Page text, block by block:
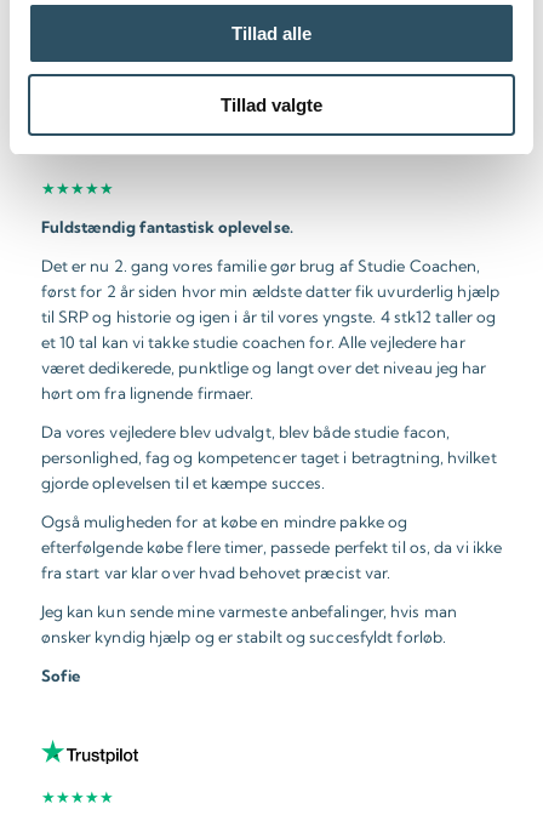
Tillad alle
Tillad valgte
Elever og forældre anbefaler os
★★★★★
Fuldstændig fantastisk oplevelse.
Det er nu 2. gang vores familie gør brug af Studie Coachen,
først for 2 år siden hvor min ældste datter fik uvurderlig hjælp
til SRP og historie og igen i år til vores yngste. 4 stk12 taller og
et 10 tal kan vi takke studie coachen for. Alle vejledere har
været dedikerede, punktlige og langt over det niveau jeg har
hørt om fra lignende firmaer.
Da vores vejledere blev udvalgt, blev både studie facon,
personlighed, fag og kompetencer taget i betragtning, hvilket
gjorde oplevelsen til et kæmpe succes.
Også muligheden for at købe en mindre pakke og
efterfølgende købe flere timer, passede perfekt til os, da vi ikke
fra start var klar over hvad behovet præcist var.
Jeg kan kun sende mine varmeste anbefalinger, hvis man
ønsker kyndig hjælp og er stabilt og succesfyldt forløb.
Sofie
★★★★★